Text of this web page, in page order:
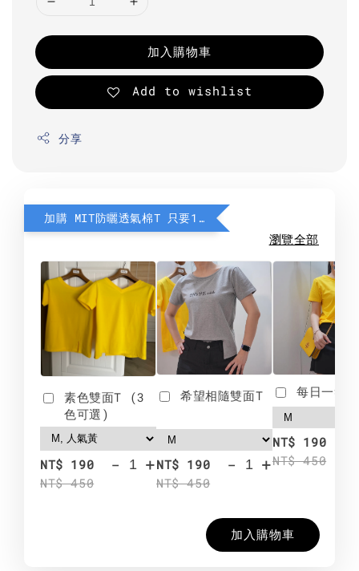
加入購物車
Add to wishlist
分享
加購 MIT防曬透氣棉T 只要190元
瀏覽全部
素色雙面T (3
色可選)
NT$ 190
NT$ 450
- +
希望相隨雙面T
NT$ 190
NT$ 450
- +
每日一笑
NT$ 190
NT$ 450
加入購物車